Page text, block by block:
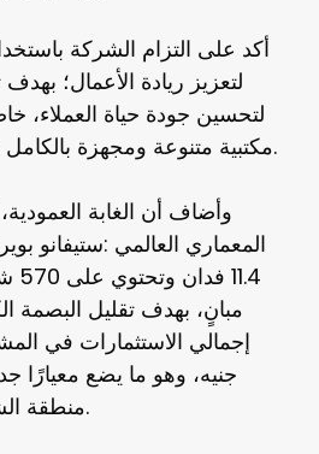
أكد على التزام الشركة
لتعزيز ريادة الأعمال؛
لتحسين جودة حياة العملاء،
مكتبية متنوعة ومجهزة بالكامل بحلول وخدمات حديثة.
وأضاف أن الغابة
المعماري العالمي :ستيفانو
مبانٍ، بهدف تقليل البصمة
جنيه، وهو ما يضع معيارًا
منطقة الشرق الأوسط وأفريقيا.